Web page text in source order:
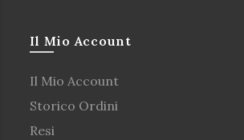
Il Mio Account
Il Mio Account
Storico Ordini
Resi